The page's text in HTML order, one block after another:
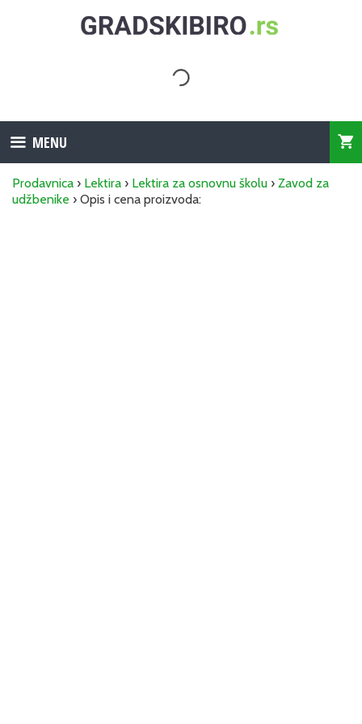
MENU
Prodavnica › Lektira › Lektira za osnovnu školu › Zavod za
udžbenike › Opis i cena proizvoda: